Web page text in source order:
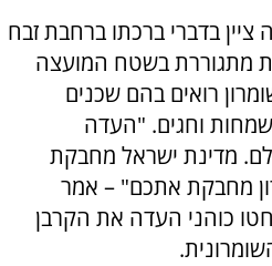
בדברי ברכתו ברחבת זבח
מתגוררת בשטח המועצה
רואים בהם שכנים
וחגים. "העדה
מדינת ישראל מחבקת
מחבקת אתכם" – אמר
כוהני העדה את הקרבן